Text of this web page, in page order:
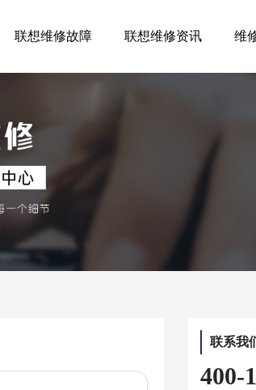
联想维修故障 联想维修资讯 维
联系我
400-